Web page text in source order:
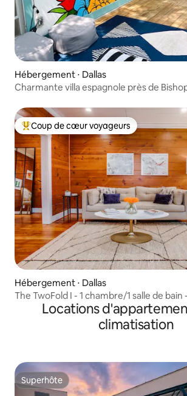
Hébergement ⋅ Dallas
Charmante villa espagnole près de
Coups de cœur voyageurs les plus
Coup de cœur voyageurs
Hébergement ⋅ Dallas
The TwoFold I - 1 chambre/1 salle de bain
Dallas/Centre-ville
Locations
climatisation
Superhôte
Superhôte